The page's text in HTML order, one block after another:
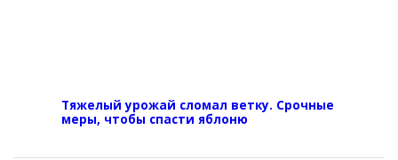
Тяжелый урожай сломал ветку. Срочные
меры, чтобы спасти яблоню